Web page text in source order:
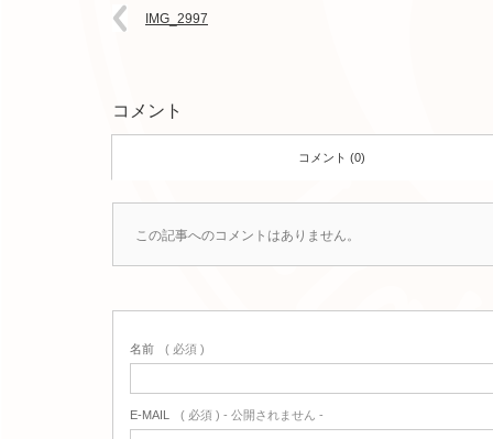
IMG_2997
コメント
コメント (0)
この記事へのコメントはありません。
名前 ( 必須 )
E-MAIL ( 必須 ) - 公開されません -